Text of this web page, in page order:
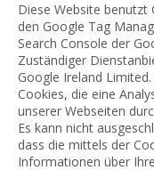
Diese Website benutzt
den Google Tag
Search Console der
Zuständiger
Google Ireland
Cookies, die eine
unserer Webseiten
Es kann nicht
dass die mittels der
Informationen über